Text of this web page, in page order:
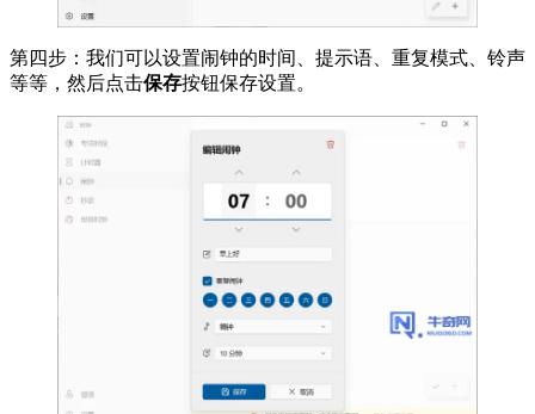
第四步：我们可以设置闹钟的时间、提示语、重复模式、铃声
等等，然后点击保存按钮保存设置。